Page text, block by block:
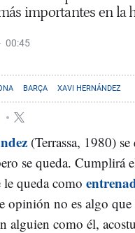
importantes en la
00:45
BARÇA XAVI HERNÁNDEZ
(Terrassa, 1980)
se queda. Cumplirá
queda como
opinión no es algo que
alguien como él,